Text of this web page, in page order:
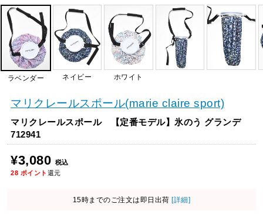
ラベンダー ネイビー ホワイト
マリクレールスポール(marie claire sport)
マリクレールスポール 【定番モデル】氷のう グランデ
712941
¥3,080 税込
28 ポイント 還元
15時までのご注文は即日出荷 [詳細]